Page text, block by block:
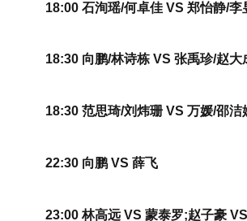
18:00 石洵瑶/何卓佳 VS 郑怡静/李
18:30 向鹏/林诗栋 VS 张禹珍/赵大
18:30 范思琦/刘炜珊 VS 万媛/邵洁
22:30 向鹏 VS 薛飞
23:00 林高远 VS 蒙泰罗;赵子豪